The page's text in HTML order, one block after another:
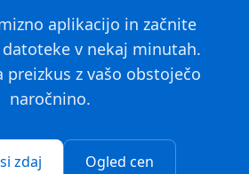
aplikacijo in začnite
v nekaj minutah.
preizkus z vašo obstoječo
naročnino.
zdaj Ogled cen